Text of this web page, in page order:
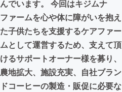
CAMPFIREふるさと納税
んでいます。 今回はキジムナ
ファームを心や体に障がいを抱え
た子供たちを支援するケアファー
ムとして運営するため、支えて頂
けるサポートオーナー様を募り、
農地拡大、施設充実、自社ブラン
ドコーヒーの製造・販促に必要な